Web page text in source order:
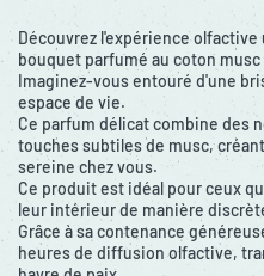
Découvrez l'expérience
bouquet parfumé au coton musc
Imaginez-vous entouré d'une
espace de vie.
Ce parfum délicat combine des
touches subtiles de musc,
sereine chez vous.
Ce produit est idéal pour ceux
leur intérieur de manière
Grâce à sa contenance
heures de diffusion olfactive,